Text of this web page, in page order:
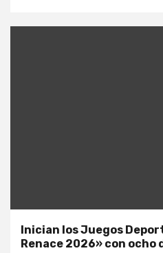
Inician los Juegos
Renace 2026» con ocho